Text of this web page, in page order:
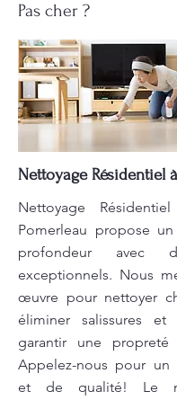
Pas cher ?
Nettoyage Résidentiel
Nettoyage
Pomerleau propose
profondeur avec
exceptionnels. Nous
œuvre pour nettoyer
éliminer salissures et
garantir une propreté
Appelez-nous pour un
et de qualité! Le